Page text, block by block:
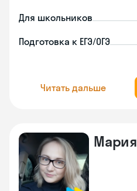
Для школьников
Подготовка к ЕГЭ/ОГЭ
Читать дальше
Мария